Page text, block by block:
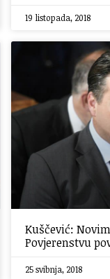
19 listopada, 2018
Kuščević:
Povjerenstvu
25 svibnja, 2018